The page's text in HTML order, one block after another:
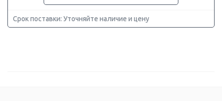
Срок поставки: Уточняйте наличие и цену